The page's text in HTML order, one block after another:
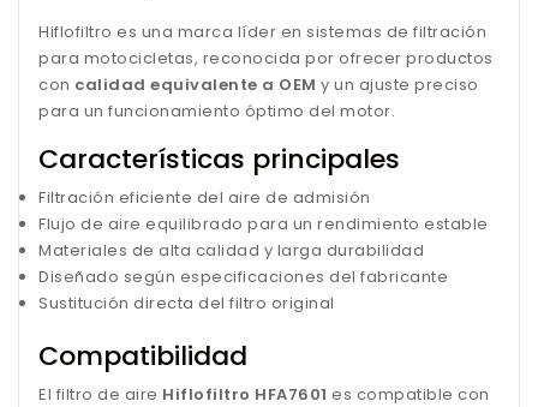
Hiflofiltro es una marca líder en sistemas de filtración
para motocicletas, reconocida por ofrecer productos
con calidad equivalente a OEM y un ajuste preciso
para un funcionamiento óptimo del motor.
Características principales
Filtración eficiente del aire de admisión
Flujo de aire equilibrado para un rendimiento estable
Materiales de alta calidad y larga durabilidad
Diseñado según especificaciones del fabricante
Sustitución directa del filtro original
Compatibilidad
El filtro de aire Hiflofiltro HFA7601 es compatible con